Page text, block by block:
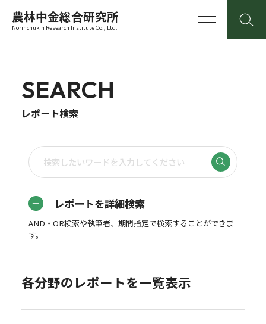
農林中金総合研究所
Norinchukin Research Institute Co., Ltd.
SEARCH
レポート検索
レポートを詳細検索
AND・OR検索や執筆者、期間指定で検索することができま
す。
各分野のレポートを一覧表示